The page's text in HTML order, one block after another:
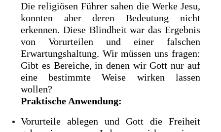
Die religiösen Führer sahen die Werke Jesu,
konnten aber deren Bedeutung nicht
erkennen. Diese Blindheit war das Ergebnis
von Vorurteilen und einer falschen
Erwartungshaltung. Wir müssen uns fragen:
Gibt es Bereiche, in denen wir Gott nur auf
eine bestimmte Weise wirken lassen
wollen?
Praktische Anwendung:
Vorurteile ablegen und Gott die Freiheit